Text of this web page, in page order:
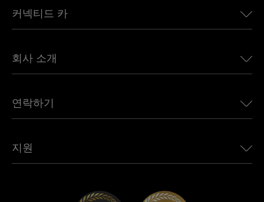
유럽용 eSIM
캐나다용 eSIM
아프리카용 eSIM
모든 목적지 보기
커넥티드 카
Land Rover용 Ubigi
Jeep용 Ubigi
Mini용 Ubigi
Maserati용 Ubigi
회사 소개
언론에 소개된 Ubigi
Ubigi 앱
연락하기
제휴 프로그램
지원